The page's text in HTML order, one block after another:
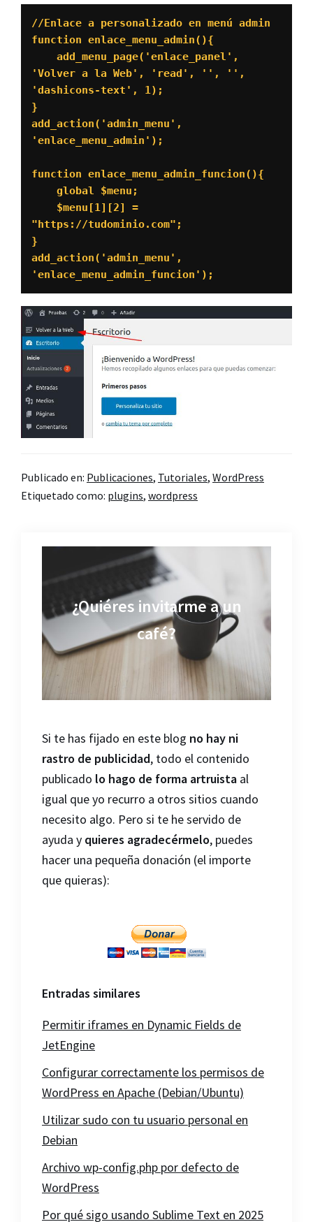
//Enlace a personalizado en menú admin
function enlace_menu_admin(){
'Volver a la Web', 'read', '', '',
'dashicons-text', 1);
}
add_action('admin_menu',
'enlace_menu_admin');
function enlace_menu_admin_funcion(){
"https://tudominio.com";
}
add_action('admin_menu',
'enlace_menu_admin_funcion');
Publicado en: Publicaciones, Tutoriales, WordPress
Etiquetado como: plugins, wordpress
¿Quiéres invitarme a un
café?
Si te has fijado en este blog no hay ni
rastro de publicidad, todo el contenido
publicado lo hago de forma artruista al
igual que yo recurro a otros sitios cuando
necesito algo. Pero si te he servido de
ayuda y quieres agradecérmelo, puedes
hacer una pequeña donación (el importe
que quieras):
Entradas similares
Permitir iframes en Dynamic Fields de
JetEngine
Configurar correctamente los permisos de
WordPress en Apache (Debian/Ubuntu)
Utilizar sudo con tu usuario personal en
Debian
Archivo wp-config.php por defecto de
WordPress
Por qué sigo usando Sublime Text en 2025